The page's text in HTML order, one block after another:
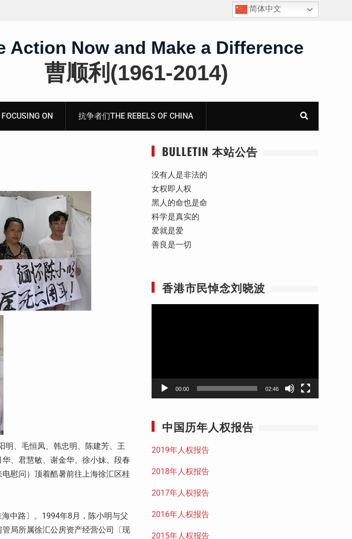
获刑8年的安徽省合肥市法轮功学员、软件工程师唐志
简体中文
Action Now and Make a Difference
曹顺利(1961-2014)
ON 抗争者们THE REBELS OF CHINA
明、毛恒凤、韩忠明、陈建芳、王
、君慧敏、谢金华、徐小妹、段春
慰问）顶着酷暑前往上海徐汇区桂
中路〕。1994年8月，陈小明与父
局所属徐汇公房资产经营公司〔现
BULLETIN 本站公告
没有人是非法的
女权即人权
黑人的命也是命
科学是真实的
爱就是爱
善良是一切
香港市民悼念刘晓波
00:00 02:46
中国历年人权报告
2019年人权报告
2018年人权报告
2017年人权报告
2016年人权报告
2015年人权报告